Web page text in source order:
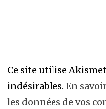
Ce site utilise
indésirables. En
les données de vos